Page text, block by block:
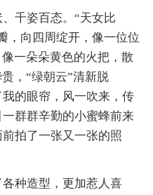
千姿百态。“天女比
，向四周绽开，像一位位
一朵朵黄色的火把，散
，“绿朝云”清新脱
的眼帘，风一吹来，传
群群辛勤的小蜜蜂前来
拍了一张又一张的照
种造型，更加惹人喜